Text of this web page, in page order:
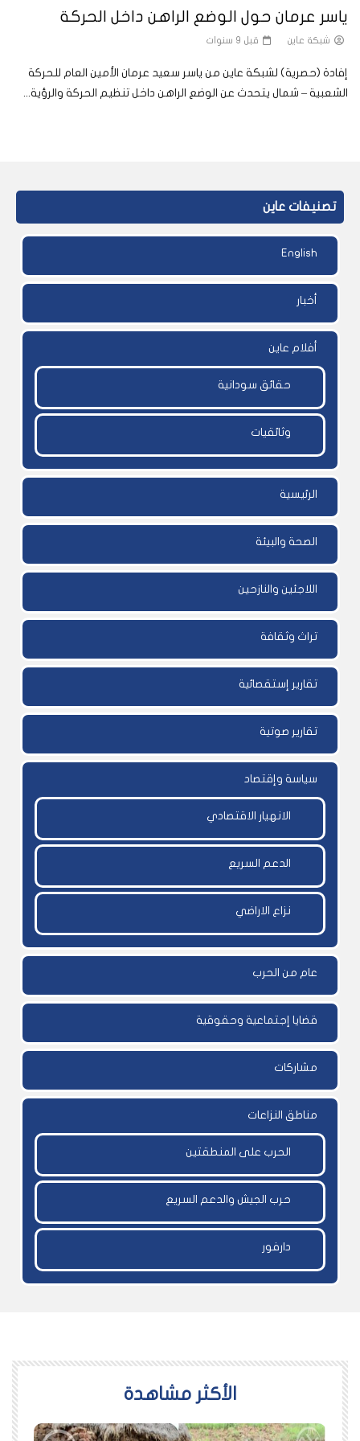
ياسر عرمان حول الوضع الراهن داخل الحركة
شبكة عاين قبل 9 سنوات
إفادة (حصرية) لشبكة عاين من ياسر سعيد عرمان الأمين العام للحركة
الشعبية – شمال يتحدث عن الوضع الراهن داخل تنظيم الحركة والرؤية...
تصنيفات عاين
English
أخبار
أفلام عاين
حقائق سودانية
وثائقيات
الرئيسية
الصحة والبيئة
اللاجئين والنازحين
تراث وثقافة
تقارير إستقصائية
تقارير صوتية
سياسة وإقتصاد
الانهيار الاقتصادي
الدعم السريع
نزاع الاراضي
عام من الحرب
قضايا إجتماعية وحقوقية
مشاركات
مناطق النزاعات
الحرب على المنطقتين
حرب الجيش والدعم السريع
دارفور
اﻷكثر مشاهدة